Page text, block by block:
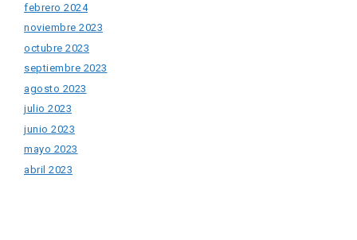
febrero 2024
noviembre 2023
octubre 2023
septiembre 2023
agosto 2023
julio 2023
junio 2023
mayo 2023
abril 2023